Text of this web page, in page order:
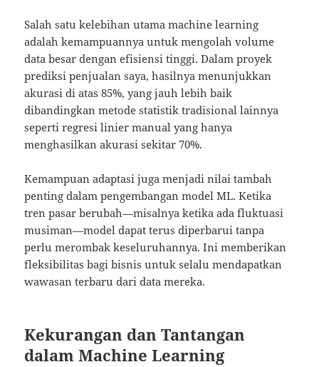
Salah satu kelebihan utama machine learning
adalah kemampuannya untuk mengolah volume
data besar dengan efisiensi tinggi. Dalam proyek
prediksi penjualan saya, hasilnya menunjukkan
akurasi di atas 85%, yang jauh lebih baik
dibandingkan metode statistik tradisional lainnya
seperti regresi linier manual yang hanya
menghasilkan akurasi sekitar 70%.
Kemampuan adaptasi juga menjadi nilai tambah
penting dalam pengembangan model ML. Ketika
tren pasar berubah—misalnya ketika ada fluktuasi
musiman—model dapat terus diperbarui tanpa
perlu merombak keseluruhannya. Ini memberikan
fleksibilitas bagi bisnis untuk selalu mendapatkan
wawasan terbaru dari data mereka.
Kekurangan dan Tantangan
dalam Machine Learning